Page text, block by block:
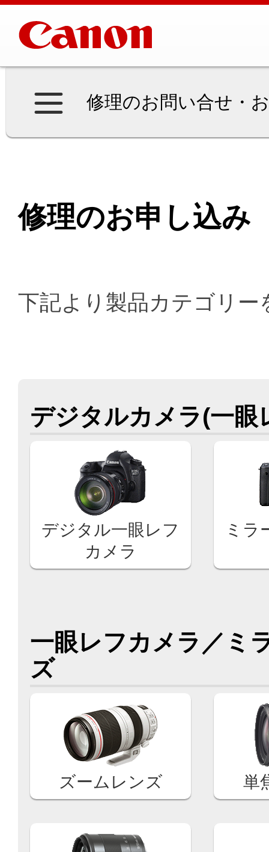
修理のお問い合せ・
修理のお申し込み
下記より製品カテゴリ
デジタルカメラ(一眼
デジタル一眼レフ
カメラ
ミラ
一眼レフカメラ／ミ
ズ
ズームレンズ 単